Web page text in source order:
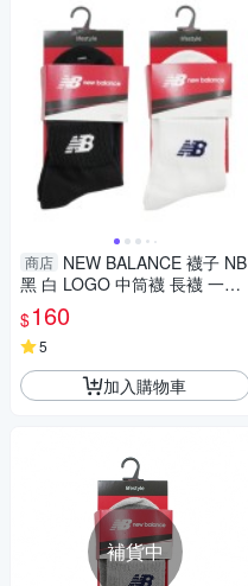
商店 NEW BALANCE 襪子 NB
黑 白 LOGO 中筒襪 長襪 一入
71204004-
$160
5
加入購物車
補貨中